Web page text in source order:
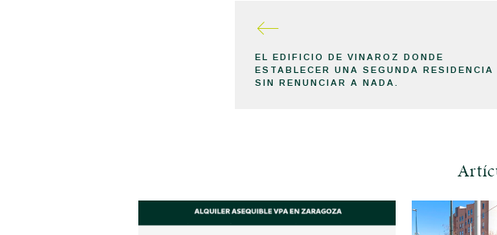
EL EDIFICIO DE VINAROZ DONDE
ESTABLECER UNA SEGUNDA RESIDENCIA
SIN RENUNCIAR A NADA.